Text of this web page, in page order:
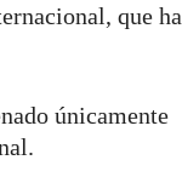
que ha
únicamente